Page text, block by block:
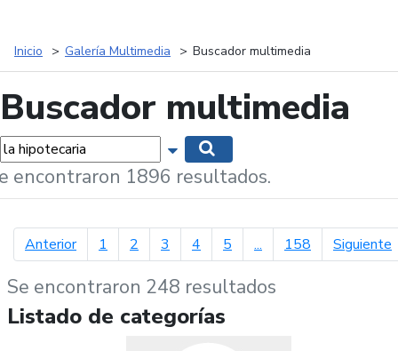
Inicio Galería Multimedia Buscador multimedia
Buscador multimedia
Mostrar opciones de búsqueda
encontraron 1896 resultados.
Anteriorpágina anterior
1 2 3 4 5 ... 158 Siguiente
Se encontraron 248 resultados
Listado de categorías